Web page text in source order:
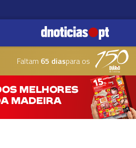
Faltam 65 diaspara os